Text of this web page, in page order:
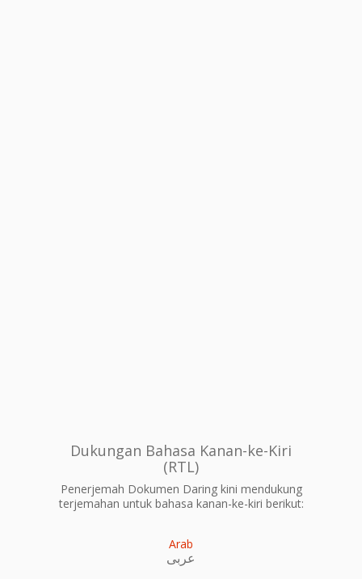
Dukungan Bahasa Kanan-ke-Kiri
(RTL)
Penerjemah Dokumen Daring kini mendukung
terjemahan untuk bahasa kanan-ke-kiri berikut:
Arab
عربى